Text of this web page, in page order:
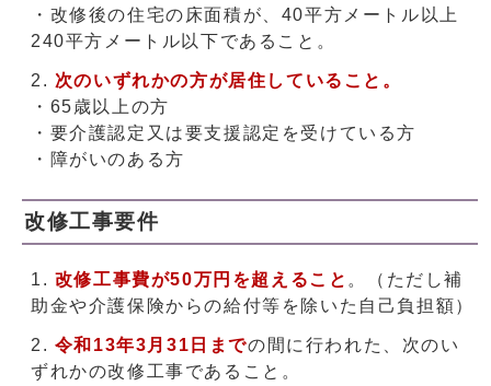
・改修後の住宅の床面積が、40平方メートル以上
240平方メートル以下であること。
次のいずれかの方が居住していること。
・65歳以上の方
・要介護認定又は要支援認定を受けている方
・障がいのある方
改修工事要件
改修工事費が50万円を超えること 。（ただし補
助金や介護保険からの給付等を除いた自己負担額）
令和13年3月31日までの間に行われた、次のい
ずれかの改修工事であること。